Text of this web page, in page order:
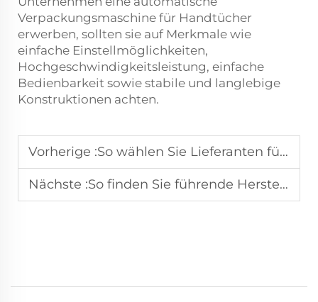
Verpackungsmaschine für Handtücher
erwerben, sollten sie auf Merkmale wie
einfache Einstellmöglichkeiten,
Hochgeschwindigkeitsleistung, einfache
Bedienbarkeit sowie stabile und langlebige
Konstruktionen achten.
Vorherige :So wählen Sie Lieferanten für automatische Handtuchfaltmaschinen aus
Nächste :So finden Sie führende Hersteller von Handtuchmaschinen